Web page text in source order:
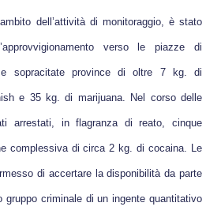
dell’attività di monitoraggio, è stato
verso le piazze di
sopracitate province di oltre 7 kg. di
e 35 kg. di marijuana. Nel corso delle
arrestati, in flagranza di reato, cinque
complessiva di circa 2 kg. di cocaina. Le
di accertare la disponibilità da parte
gruppo criminale di un ingente quantitativo